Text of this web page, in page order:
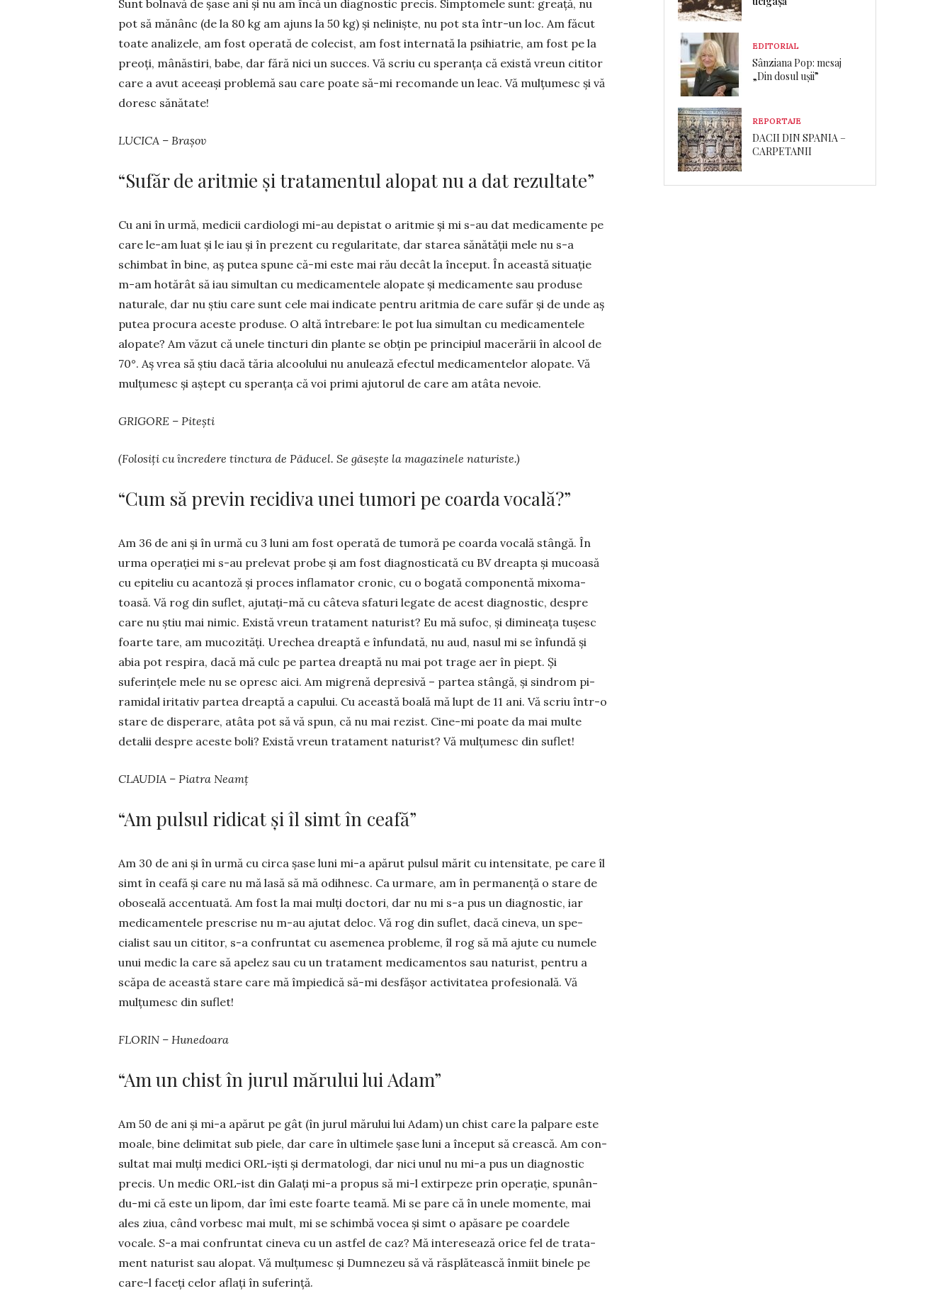
Sunt bolnavă de șase ani și nu am încă un diag­nostic precis. Simptomele sunt: greață, nu
pot să mă­nânc (de la 80 kg am ajuns la 50 kg) și ne­liniște, nu pot sta într-un loc. Am făcut
toate anali­zele, am fost ope­rată de co­lecist, am fost internată la psihia­trie, am fost pe la
preoți, mânăstiri, babe, dar fără nici un succes. Vă scriu cu speranța că există vreun cititor
care a avut aceeași problemă sau care poate să-mi recomande un leac. Vă mulțu­mesc și vă
doresc să­nătate!
LUCICA – Brașov
“Sufăr de aritmie și tratamentul alopat nu a dat rezultate”
Cu ani în urmă, medicii cardiologi mi-au depistat o aritmie și mi s-au dat medica­men­te pe
care le-am luat și le iau și în prezent cu regu­la­ritate, dar starea sănătății mele nu s-a
schimbat în bine, aș putea spune că-mi este mai rău de­cât la început. În aceas­tă si­tua­ție
m-am hotărât să iau si­multan cu medi­ca­men­tele alopate și me­di­ca­men­te sau produse
natura­le, dar nu știu care sunt cele mai indi­cate pentru aritmia de care sufăr și de unde aș
putea pro­cu­ra aceste pro­duse. O altă în­trebare: le pot lua si­mul­tan cu medi­ca­mentele
alopate? Am văzut că unele tinc­turi din plante se obțin pe prin­cipiul macerării în alcool de
70°. Aș vrea să știu dacă tăria alcoolului nu anulează efectul medi­camentelor alopate. Vă
mul­țumesc și aștept cu speranța că voi primi ajutorul de care am atâta nevoie.
GRIGORE – Pitești
(Folosiți cu încredere tinctura de Păducel. Se găsește la ma­gazinele naturiste.)
“Cum să previn recidiva unei tumori pe coarda vocală?”
Am 36 de ani și în urmă cu 3 luni am fost ope­rată de tumoră pe coarda vocală stângă. În
urma operației mi s-au prelevat probe și am fost diag­nosticată cu BV dreapta și mucoasă
cu epiteliu cu acantoză și proces inflamator cronic, cu o bogată componentă mixoma­
toasă. Vă rog din suflet, ajutați-mă cu câteva sfaturi legate de acest diagnostic, despre
care nu știu mai nimic. Există vreun tratament naturist? Eu mă sufoc, și dimi­nea­ța tușesc
foarte tare, am mucozități. Urechea dreaptă e înfundată, nu aud, nasul mi se înfundă și
abia pot respira, dacă mă culc pe partea dreaptă nu mai pot trage aer în piept. Și
suferințele mele nu se opresc aici. Am migrenă depresivă – partea stângă, și sindrom pi­
ramidal iritativ partea dreap­tă a capului. Cu această boală mă lupt de 11 ani. Vă scriu într-o
stare de disperare, atâta pot să vă spun, că nu mai rezist. Cine-mi poate da mai multe
detalii despre aces­te boli? Există vreun tra­tament naturist? Vă mul­țumesc din suflet!
CLAUDIA – Piatra Neamț
“Am pulsul ridicat și îl simt în ceafă”
Am 30 de ani și în urmă cu circa șase luni mi-a apărut pulsul mărit cu intensitate, pe care îl
simt în ceafă și care nu mă lasă să mă odihnesc. Ca urmare, am în permanență o stare de
oboseală accentuată. Am fost la mai mulți doctori, dar nu mi s-a pus un diag­nostic, iar
medicamentele pre­scrise nu m-au ajutat deloc. Vă rog din suflet, dacă cineva, un spe­
cialist sau un cititor, s-a con­fruntat cu asemenea probleme, îl rog să mă ajute cu numele
unui medic la care să apelez sau cu un trata­ment medicamentos sau naturist, pentru a
scăpa de această stare care mă împiedică să-mi des­fășor activi­tatea profesională. Vă
mulțumesc din suflet!
FLORIN – Hunedoara
“Am un chist în jurul mărului lui Adam”
Am 50 de ani și mi-a apărut pe gât (în jurul mărului lui Adam) un chist care la palpare este
moale, bine delimi­tat sub piele, dar care în ulti­mele șase luni a început să crească. Am con­
sultat mai mulți me­dici ORL-iști și derma­tologi, dar nici unul nu mi-a pus un diagnostic
precis. Un me­dic ORL-ist din Galați mi-a propus să mi-l extirpeze prin ope­rație, spunân­
du-mi că este un lipom, dar îmi este foarte teamă. Mi se pare că în unele momente, mai
ales ziua, când vorbesc mai mult, mi se schimbă vo­cea și simt o apă­sare pe coar­dele
vocale. S-a mai confruntat cineva cu un astfel de caz? Mă inte­re­sea­ză orice fel de trata­
ment naturist sau alo­pat. Vă mulțu­mesc și Dumnezeu să vă răs­plă­tească în­­miit binele pe
care-l faceți celor aflați în sufe­rință.
EDITORIAL
Sânziana Pop: mesaj
„Din dosul ușii”
REPORTAJE
DACII DIN SPANIA –
CARPETANII